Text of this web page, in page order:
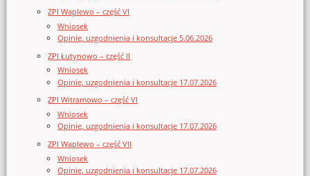
ZPI Waplewo – część VI
Wniosek
Opinie, uzgodnienia i konsultacje 5.06.2026
ZPI Łutynowo – część II
Wniosek
Opinie, uzgodnienia i konsultacje 17.07.2026
ZPI Witramowo – część VI
Wniosek
Opinie, uzgodnienia i konsultacje 17.07.2026
ZPI Waplewo – część VII
Wniosek
Opinie, uzgodnienia i konsultacje 17.07.2026